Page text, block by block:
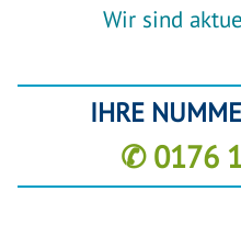
Wir sind
IHRE
✆ 0176